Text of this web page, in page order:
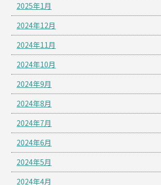
2025年1月
2024年12月
2024年11月
2024年10月
2024年9月
2024年8月
2024年7月
2024年6月
2024年5月
2024年4月